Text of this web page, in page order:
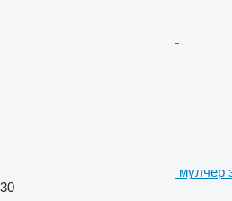
мулчер
30